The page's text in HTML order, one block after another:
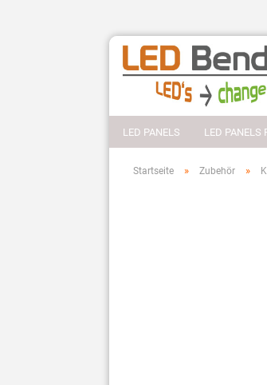
LED PANELS LED PANELS
Startseite » Zubehör »